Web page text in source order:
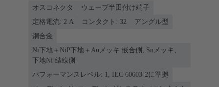
オスコネクタ
ウェーブ半田付け端子
定格電流: ‌2 A
コンタクト: 32
アングル型
銅合金
Ni下地＋NiP下地＋Auメッキ 嵌合側, Snメッキ、
下地Ni 結線側
パフォーマンスレベル: 1, IEC 60603-2に準拠